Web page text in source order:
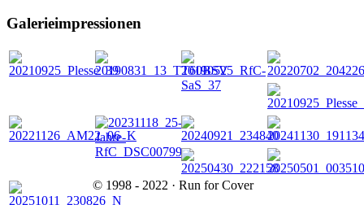
Galerieimpressionen
© 1998 - 2022 · Run for Cover